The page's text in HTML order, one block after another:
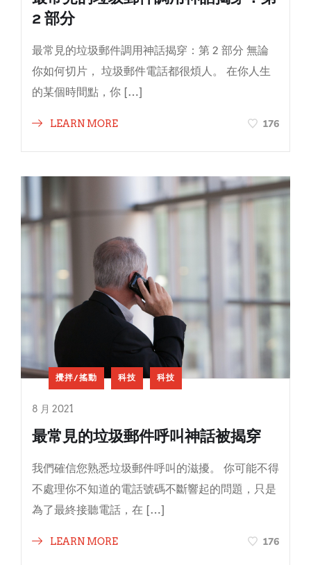
2 部分
最常見的垃圾郵件調用神話揭穿：第 2 部分 無論
你如何切片， 垃圾郵件電話都很煩人。 在你人生
的某個時間點，你 […]
LEARN MORE 176
攪拌/搖動 科技 科技
8 月 2021
最常見的垃圾郵件呼叫神話被揭穿
我們確信您熟悉垃圾郵件呼叫的滋擾。 你可能不得
不處理你不知道的電話號碼不斷響起的問題，只是
為了最終接聽電話，在 […]
LEARN MORE 176